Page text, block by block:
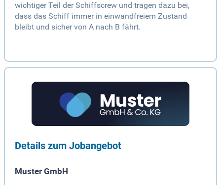
wichtiger Teil der Schiffscrew und tragen dazu bei,
dass das Schiff immer in einwandfreiem Zustand
bleibt und sicher von A nach B fährt.
Details zum Jobangebot
Muster GmbH